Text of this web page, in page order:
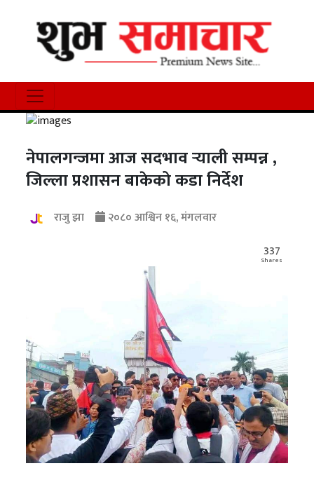
नेपालगन्जमा आज सदभाव र्‍याली सम्पन्न ,
जिल्ला प्रशासन बाकेको कडा निर्देश
राजु झा
२०८० आश्विन १६, मंगलवार
337
Shares